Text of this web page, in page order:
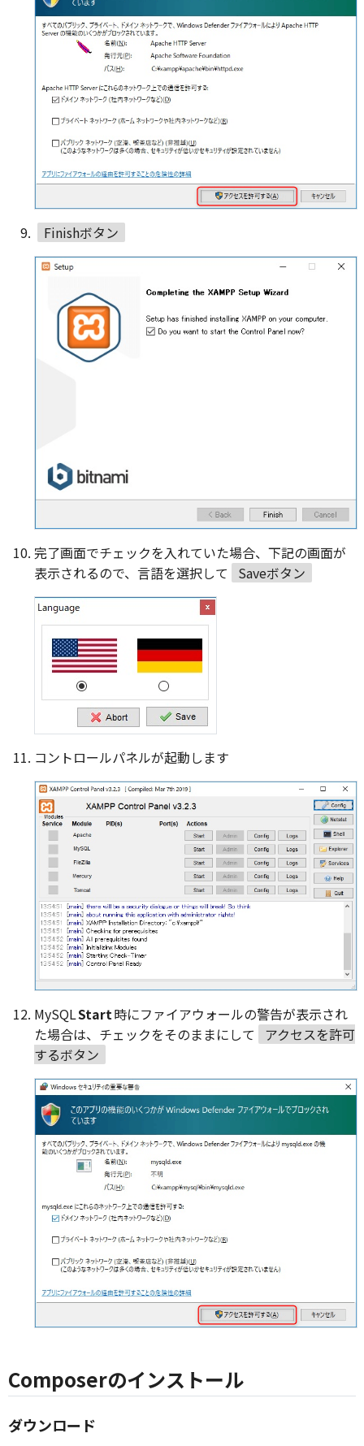
Finishボタン
完了画面でチェックを入れていた場合、下記の画面が
表示されるので、言語を選択して
Saveボタン
コントロールパネルが起動します
MySQLStart時にファイアウォールの警告が表示され
た場合は、チェックをそのままにして
アクセスを許可
するボタン
Composerのインストール
ダウンロード